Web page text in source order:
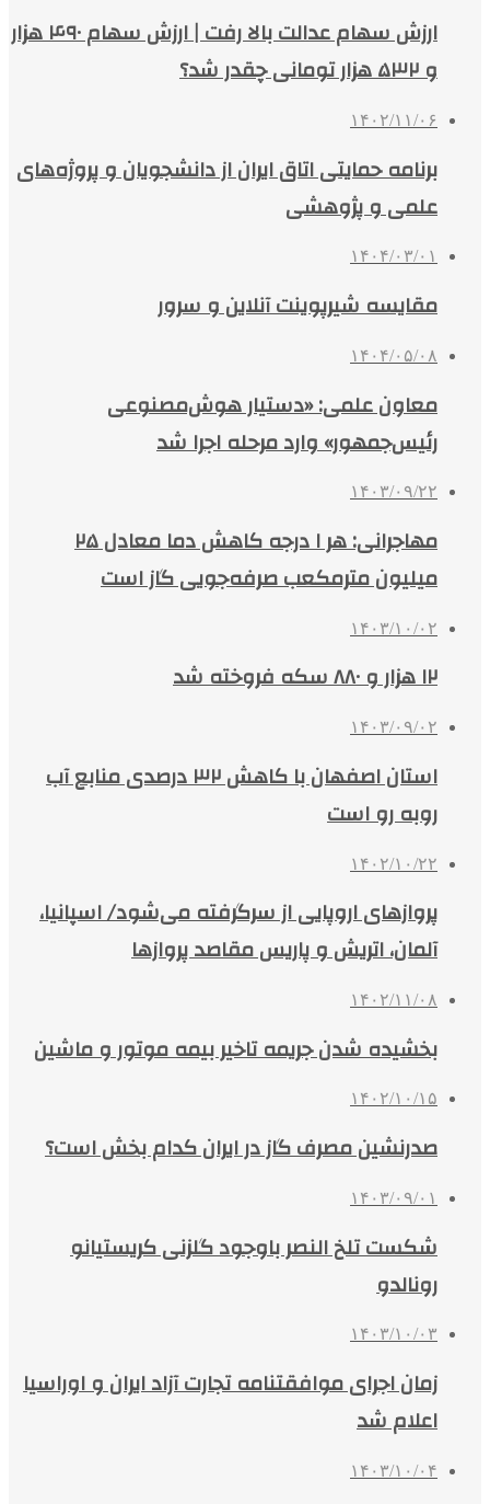
ارزش سهام عدالت بالا رفت | ارزش سهام ۴۹۰ هزار
و ۵۳۲ هزار تومانی چقدر شد؟
۱۴۰۲/۱۱/۰۶
برنامه حمایتی اتاق ایران از دانشجویان و پروژه‌های
علمی و پژوهشی
۱۴۰۴/۰۳/۰۱
مقایسه شیرپوینت آنلاین و سرور
۱۴۰۴/۰۵/۰۸
معاون علمی: «دستیار هوش‌مصنوعی
رئیس‌جمهور» وارد مرحله اجرا شد
۱۴۰۳/۰۹/۲۲
مهاجرانی: هر ۱ درجه کاهش دما معادل ۲۵
میلیون مترمکعب صرفه‌جویی گاز است
۱۴۰۳/۱۰/۰۲
۱۲ هزار و ۸۸۰ سکه فروخته شد
۱۴۰۳/۰۹/۰۲
استان اصفهان با کاهش ۳۲ درصدی منابع آب
روبه رو است
۱۴۰۲/۱۰/۲۲
پروازهای اروپایی از سرگرفته می‌شود/ اسپانیا،
آلمان،‌ اتریش و پاریس مقاصد پروازها
۱۴۰۲/۱۱/۰۸
بخشیده شدن جریمه تاخیر بیمه موتور و ماشین
۱۴۰۲/۱۰/۱۵
صدرنشین مصرف گاز در ایران کدام بخش است؟
۱۴۰۳/۰۹/۰۱
شکست تلخ النصر باوجود گلزنی کریستیانو
رونالدو
۱۴۰۳/۱۰/۰۳
زمان اجرای موافقتنامه تجارت آزاد ایران و اوراسیا
اعلام شد
۱۴۰۳/۱۰/۰۴